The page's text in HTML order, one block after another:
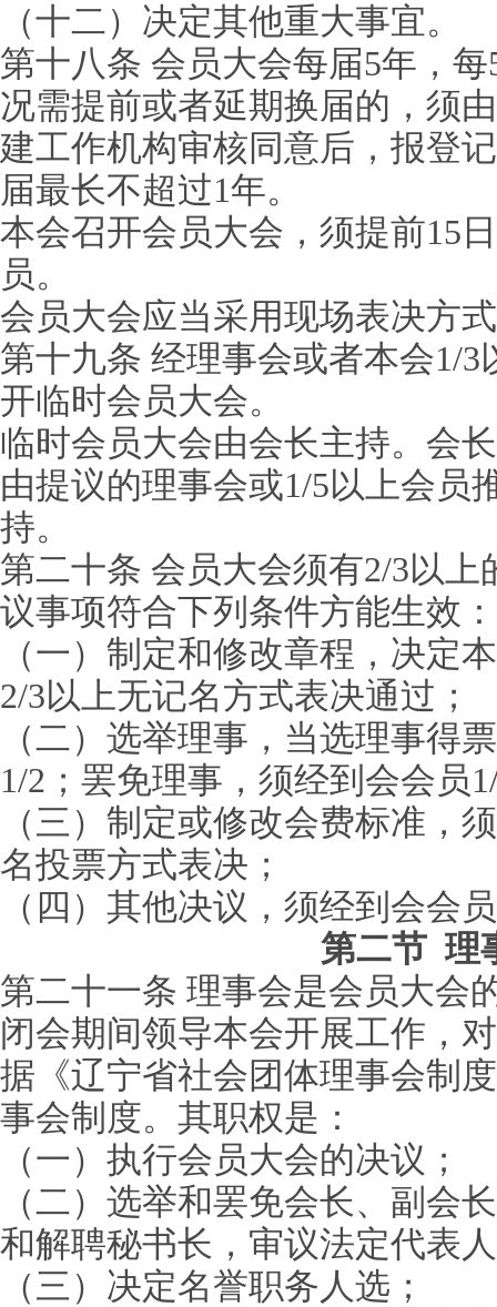
（十二）决定其他重大事宜。
第十八条 会员大会每届5年，
况需提前或者延期换届的，须
建工作机构审核同意后，报登
届最长不超过1年。
本会召开会员大会，须提前15
员。
会员大会应当采用现场表决方
第十九条 经理事会或者本会1/
开临时会员大会。
临时会员大会由会长主持。会
由提议的理事会或1/5以上会员
持。
第二十条 会员大会须有2/3以
议事项符合下列条件方能生效：
（一）制定和修改章程，决定
2/3以上无记名方式表决通过；
（二）选举理事，当选理事得
1/2；罢免理事，须经到会会员
（三）制定或修改会费标准，
名投票方式表决；
（四）其他决议，须经到会会
第二节 理
第二十一条 理事会是会员大会
闭会期间领导本会开展工作，
据《辽宁省社会团体理事会制
事会制度。其
（一）执行会员大会的决议；
（二）选举和罢免会长、副会
和解聘秘书长，审议法定代表
（三）决定名誉职务人选；